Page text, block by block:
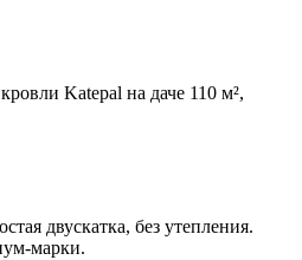
двускатка, без утепления.
марки.